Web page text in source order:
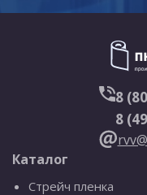
8
8
Каталог
Стрейч пленка